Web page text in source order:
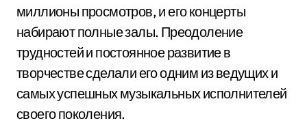
миллионы просмотров, и его концерты
набирают полные залы. Преодоление
трудностей и постоянное развитие в
творчестве сделали его одним из ведущих и
самых успешных музыкальных исполнителей
своего поколения.